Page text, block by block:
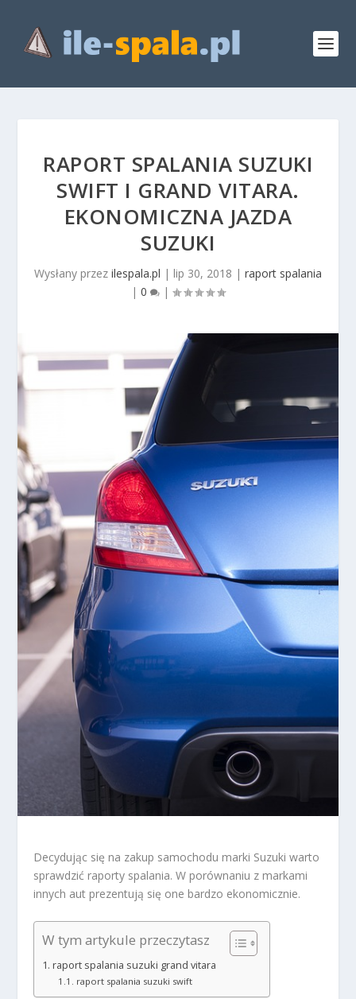
RAPORT SPALANIA SUZUKI
SWIFT I GRAND VITARA.
EKONOMICZNA JAZDA
SUZUKI
Wysłany przez ilespala.pl | lip 30, 2018 | raport spalania
| 0 |
Decydując się na zakup samochodu marki Suzuki warto
sprawdzić raporty spalania. W porównaniu z markami
innych aut prezentują się one bardzo ekonomicznie.
W tym artykule przeczytasz
raport spalania suzuki grand vitara
raport spalania suzuki swift